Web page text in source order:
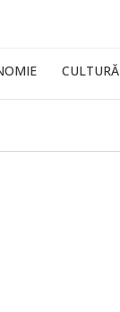
CULTURĂ